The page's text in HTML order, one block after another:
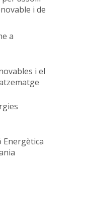
i de
a
i el
Energètica